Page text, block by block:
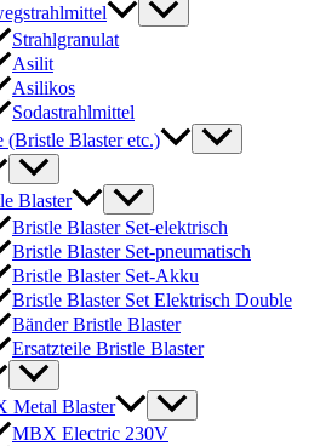
Strahlgranulat
Asilit
Asilikos
Sodastrahlmittel
(Bristle Blaster etc.)
Blaster
Bristle Blaster Set-elektrisch
Bristle Blaster Set-pneumatisch
Bristle Blaster Set-Akku
Bristle Blaster Set Elektrisch Double
Bänder Bristle Blaster
Ersatzteile Bristle Blaster
Metal Blaster
MBX Electric 230V